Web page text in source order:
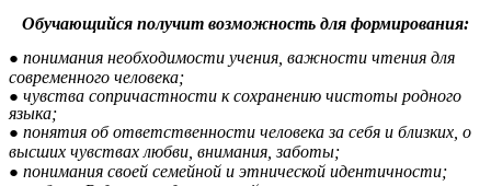
Обучающийся получит возможность для формирования:
понимания необходимости учения, важности чтения для
современного человека;
чувства сопричастности к сохранению чистоты родного
языка;
понятия об ответственности человека за себя и близких, о
высших чувствах любви, внимания, заботы;
понимания своей семейной и этнической идентичности;